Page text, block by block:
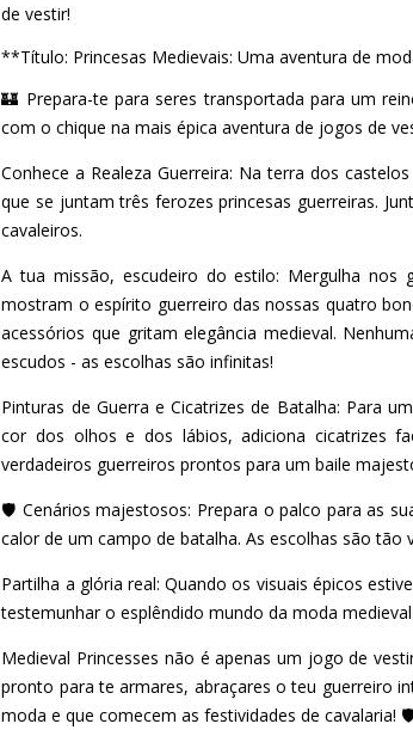
de vestir!
**Título: Princesas Medievais: Uma aventura de
🏰 Prepara-te para seres transportada para um
com o chique na mais épica aventura de jogos de
Conhece a Realeza Guerreira: Na terra dos
que se juntam três ferozes princesas guerreiras.
cavaleiros.
A tua missão, escudeiro do estilo: Mergulha nos
mostram o espírito guerreiro das nossas quatro
acessórios que gritam elegância medieval.
escudos - as escolhas são infinitas!
Pinturas de Guerra e Cicatrizes de Batalha: Para
cor dos olhos e dos lábios, adiciona cicatrizes
verdadeiros guerreiros prontos para um baile
🛡️ Cenários majestosos: Prepara o palco para as
calor de um campo de batalha. As escolhas são
Partilha a glória real: Quando os visuais épicos
testemunhar o esplêndido mundo da moda
Medieval Princesses não é apenas um jogo de
pronto para te armares, abraçares o teu guerreiro
moda e que comecem as festividades de cavalaria!